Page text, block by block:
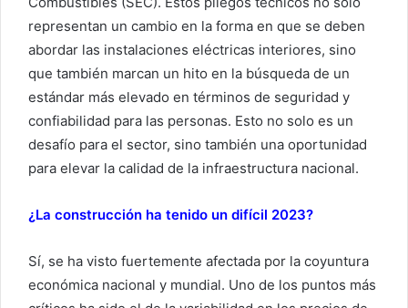
representan un cambio en la forma en que se deben
abordar las instalaciones eléctricas interiores, sino
que también marcan un hito en la búsqueda de un
estándar más elevado en términos de seguridad y
confiabilidad para las personas. Esto no solo es un
desafío para el sector, sino también una oportunidad
para elevar la calidad de la infraestructura nacional.
¿La construcción ha tenido un difícil 2023?
Sí, se ha visto fuertemente afectada por la coyuntura
económica nacional y mundial. Uno de los puntos más